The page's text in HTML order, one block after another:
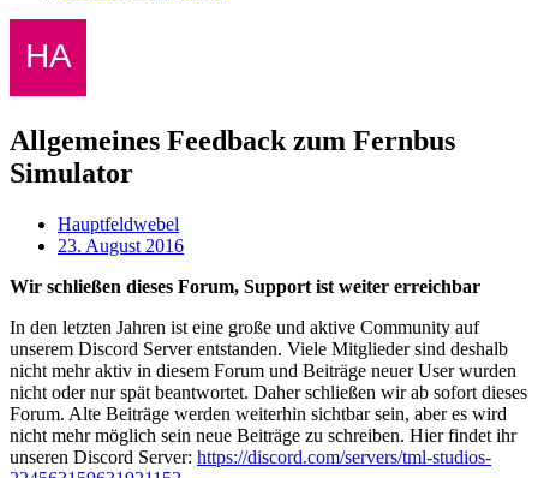
Allgemeines Feedback zum Fernbus
Simulator
Hauptfeldwebel
23. August 2016
Wir schließen dieses Forum, Support ist weiter erreichbar
In den letzten Jahren ist eine große und aktive Community auf
unserem Discord Server entstanden. Viele Mitglieder sind deshalb
nicht mehr aktiv in diesem Forum und Beiträge neuer User wurden
nicht oder nur spät beantwortet. Daher schließen wir ab sofort dieses
Forum. Alte Beiträge werden weiterhin sichtbar sein, aber es wird
nicht mehr möglich sein neue Beiträge zu schreiben. Hier findet ihr
unseren Discord Server: https://discord.com/servers/tml-studios-